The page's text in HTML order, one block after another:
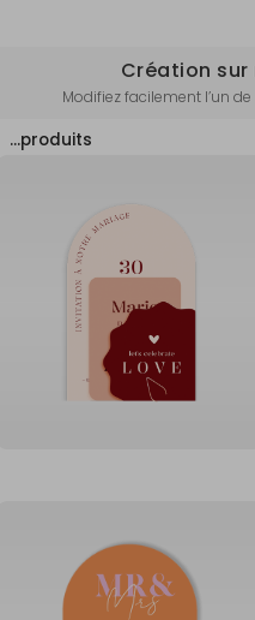
Création sur
Modifiez facilement l’un
…produits